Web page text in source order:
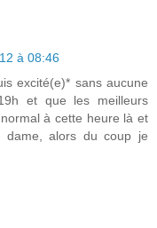
à 08:46
excité(e)* sans aucune
et que les meilleurs
à cette heure là et
alors du coup je